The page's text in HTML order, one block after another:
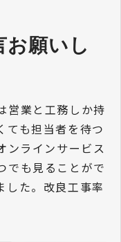
願いし
営業と工務しか持
ても担当者を待つ
ンラインサービス
でも見ることがで
した。改良工事率